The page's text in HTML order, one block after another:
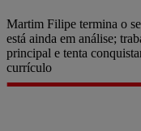
Martim Filipe termina o
está ainda em análise;
principal e tenta
currículo